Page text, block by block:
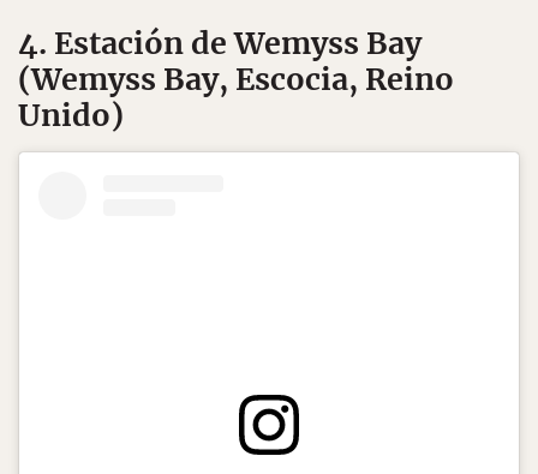
4. Estación de Wemyss Bay
(Wemyss Bay, Escocia, Reino
Unido)